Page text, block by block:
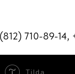
710-89-
Tilda